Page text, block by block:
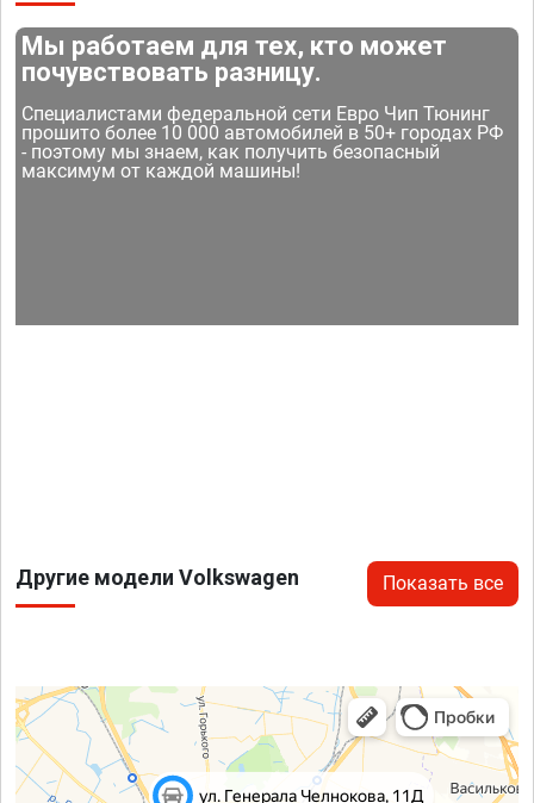
Мы работаем для тех, кто может
почувствовать разницу.
Специалистами федеральной сети Евро Чип Тюнинг
прошито более 10 000 автомобилей в 50+ городах РФ
- поэтому мы знаем, как получить безопасный
максимум от каждой машины!
Другие модели Volkswagen Показать все